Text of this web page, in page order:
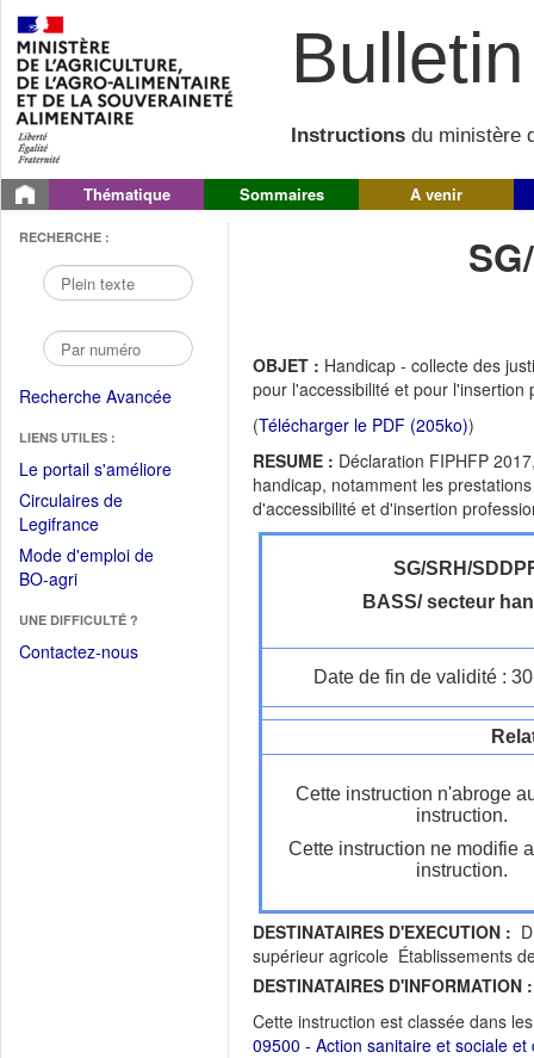
Instructions du ministère
Thématique Sommaires A venir
RECHERCHE :
Recherche Avancée
LIENS UTILES :
Le portail s'améliore(Fichier
Circulaires de
Legifrance(Ouvrir
dans
une
fenêtre)
Mode d'emploi de
BO-agri(Ouvrir
une
nouvelle
UNE DIFFICULTÉ ?
Contactez-nous
OBJET : Handicap - collecte des
pour l'accessibilité et pour l'insertion
(Télécharger le PDF (205ko))
RESUME : Déclaration FIPHFP
handicap, notamment les
d'accessibilité et d'insertion
SG/SRH/
BASS/ secteur
Date de fin de validité :
Cette instruction n'abroge
instruction.
Cette instruction ne modifie
instruction.
DESTINATAIRES D'EXECUTION :
supérieur agricole Établissements
DESTINATAIRES D'INFORMATION :
Cette instruction est classée dans
09500 - Action sanitaire et sociale